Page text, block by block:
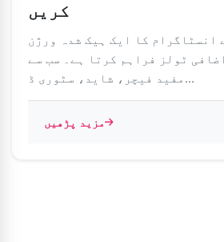
کریں
انسٹاگرام کا ایک ہیک شدہ ورژن
ٹولز فراہم کرتا ہے۔ سب سے
مفید فیچر، شاید، سٹوری ڈ...
مزید پڑھیں